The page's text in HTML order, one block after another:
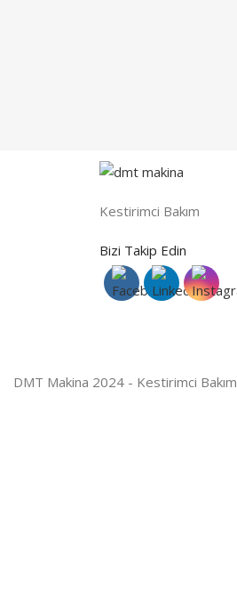
Kestirimci Bakım
Bizi Takip Edin
DMT Makina 2024 - Kestirimci Bakım